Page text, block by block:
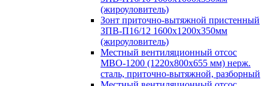
(жироуловитель)
Зонт приточно-вытяжной пристенный
ЗПВ-П16/12 1600х1200х350мм
(жироуловитель)
Местный вентиляционный отсос
МВО-1200 (1220х800х655 мм) нерж.
сталь, приточно-вытяжной, разборный